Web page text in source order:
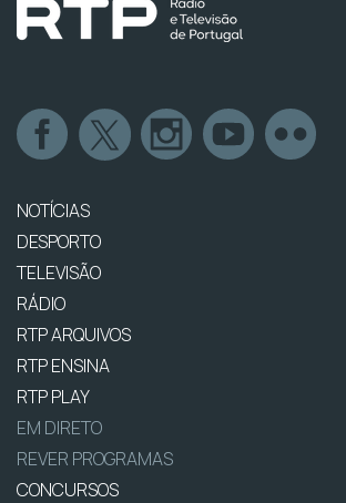
NOTÍCIAS
DESPORTO
TELEVISÃO
RÁDIO
RTP ARQUIVOS
RTP ENSINA
RTP PLAY
EM DIRETO
REVER PROGRAMAS
CONCURSOS